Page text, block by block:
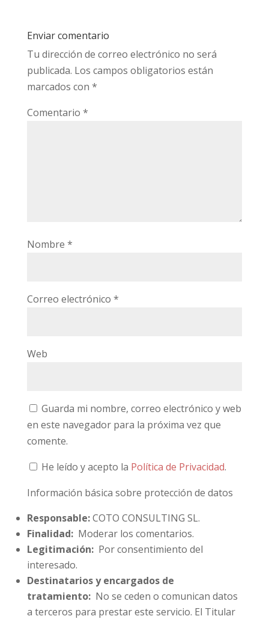
Enviar comentario
Tu dirección de correo electrónico no será
publicada. Los campos obligatorios están
marcados con *
Comentario *
Nombre *
Correo electrónico *
Web
Guarda mi nombre, correo electrónico y web
en este navegador para la próxima vez que
comente.
He leído y acepto la Política de Privacidad.
Información básica sobre protección de datos
Responsable:COTO CONSULTING SL.
Finalidad:Moderar los comentarios.
Legitimación:Por consentimiento del
interesado.
Destinatarios y encargados de
tratamiento:No se ceden o comunican datos
a terceros para prestar este servicio. El Titular